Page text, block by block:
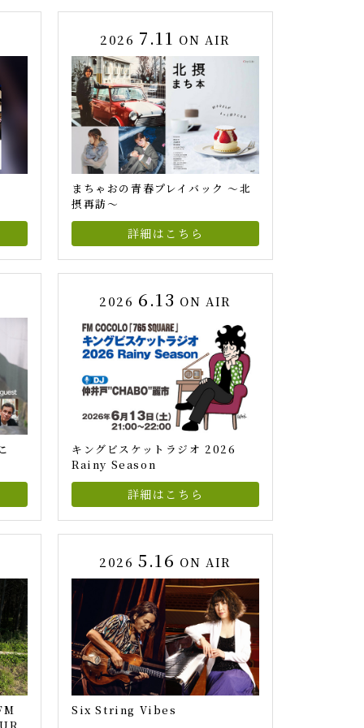
2026 7.11 ON AIR
まちゃおの青春プレイバック ～北
摂再訪～
詳細はこちら
2026 6.13 ON AIR
キングビスケットラジオ 2026
Rainy Season
詳細はこちら
20265.16 ON AIR
Six String Vibes